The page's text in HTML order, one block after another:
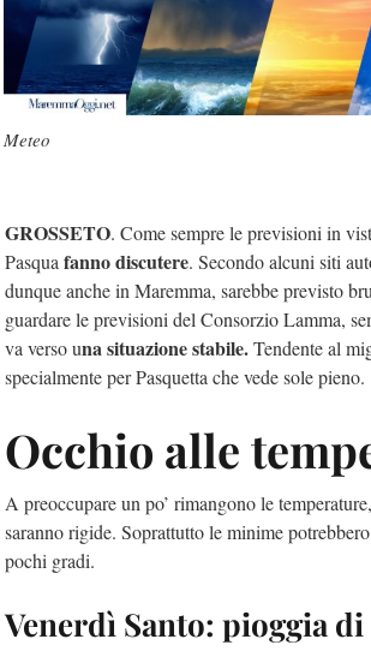
Meteo
GROSSETO. Come sempre le previsioni in
Pasqua fanno discutere. Secondo alcuni siti
dunque anche in Maremma, sarebbe previsto
guardare le previsioni del Consorzio Lamma,
va verso una situazione stabile.Tendente al
specialmente per Pasquetta che vede sole pieno.
Occhio alle
A preoccupare un po’ rimangono le
saranno rigide. Soprattutto le minime
pochi gradi.
Venerdì Santo: pioggia di